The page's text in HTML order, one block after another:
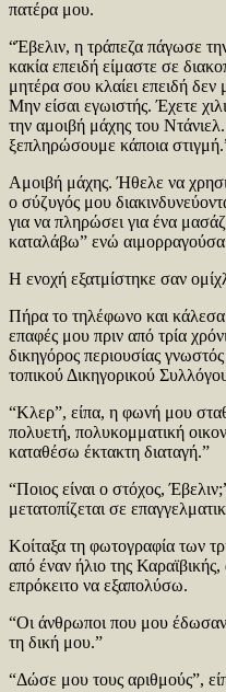
πατέρα μου.
“Έβελιν, η τράπεζα πάγωσε
κακία επειδή είμαστε σε
μητέρα σου κλαίει επειδή δεν
Μην είσαι εγωιστής. Έχετε
την αμοιβή μάχης του
ξεπληρώσουμε κάποια
Αμοιβή μάχης. Ήθελε να
ο σύζυγός μου
για να πληρώσει για ένα
καταλάβω” ενώ
Η ενοχή εξατμίστηκε σαν
Πήρα το τηλέφωνο και κάλεσα
επαφές μου πριν από τρία
δικηγόρος περιουσίας
τοπικού Δικηγορικού
“Κλερ”, είπα, η φωνή μου
πολυετή, πολυκομματική
καταθέσω έκτακτη διαταγή.”
“Ποιος είναι ο στόχος,
μετατοπίζεται σε
Κοίταξα τη φωτογραφία των
από έναν ήλιο της
επρόκειτο να εξαπολύσω.
“Οι άνθρωποι που μου
τη δική μου.”
“Δώσε μου τους αριθμούς”,